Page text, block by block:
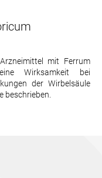
mit Ferrum
Wirksamkeit bei
der Wirbelsäule
beschrieben.